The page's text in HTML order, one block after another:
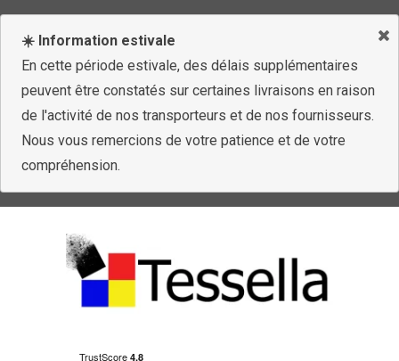
☀️ Information estivale
En cette période estivale, des délais supplémentaires
peuvent être constatés sur certaines livraisons en raison
de l'activité de nos transporteurs et de nos fournisseurs.
Nous vous remercions de votre patience et de votre
compréhension.